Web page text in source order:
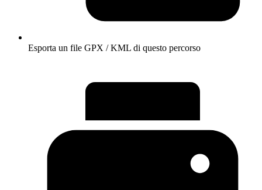
Esporta un file GPX / KML di questo percorso